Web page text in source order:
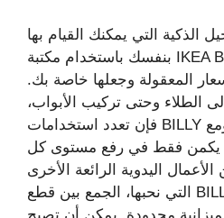
الذكية التي يمكنك القيام بها
بنفسك باستخدام مكتبة IKEA BILLY لرفع مستوى
المعقولة وجعلها خاصة بك.
الطلاء وحتى تركيب الأبواب،
فإن تعدد استخدامات BILLY جذاب مثل سعره. ومع
يكمن فقط في رفع مستوى كل
اليدوية الرائعة الأخرى
التي نحبها، الجمع بين قطع BILLY المتعددة لإنشاء حل
محدودة. يمكن أن تصبح